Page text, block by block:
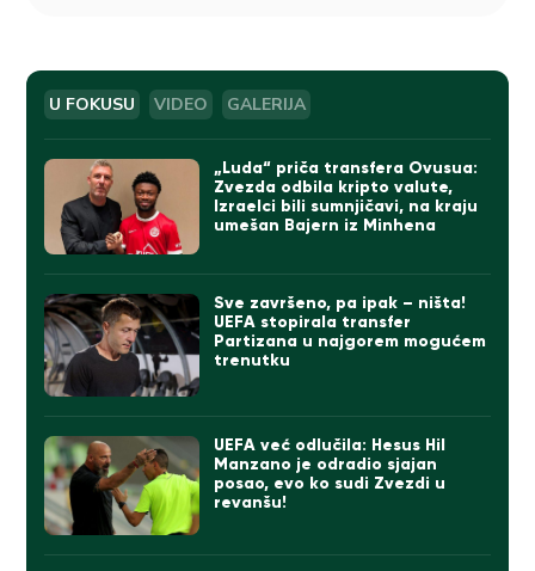
U FOKUSU VIDEO GALERIJA
„Luda“ priča transfera Ovusua:
Zvezda odbila kripto valute,
Izraelci bili sumnjičavi, na kraju
umešan Bajern iz Minhena
Sve završeno, pa ipak – ništa!
UEFA stopirala transfer
Partizana u najgorem mogućem
trenutku
UEFA već odlučila: Hesus Hil
Manzano je odradio sjajan
posao, evo ko sudi Zvezdi u
revanšu!